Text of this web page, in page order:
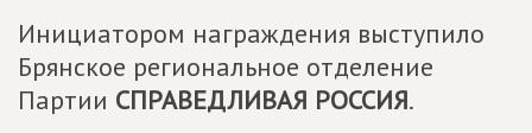
Инициатором награждения выступило
Брянское региональное отделение
Партии СПРАВЕДЛИВАЯ РОССИЯ.